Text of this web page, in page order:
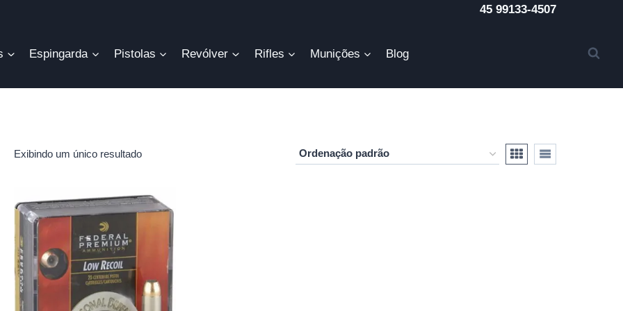
45 99133-4507
Espingarda Pistolas Revólver Rifles Munições Blog
Exibindo um único resultado